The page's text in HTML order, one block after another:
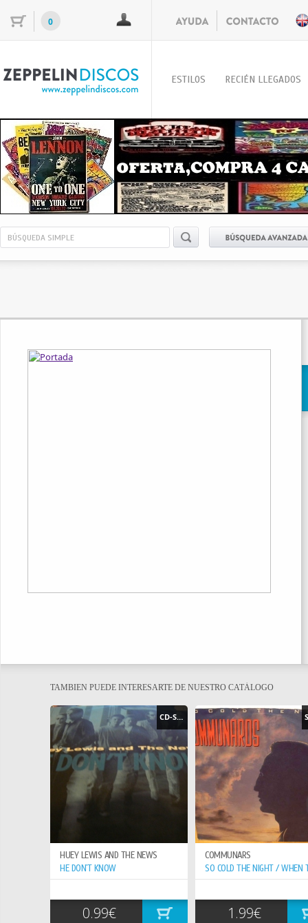
0
ESTILOS RECIÉN LLEGADOS
TAMBIEN PUEDE INTERESARTE DE NUESTRO CATÁLOGO
CD-SINGLE
HUEY LEWIS AND THE NEWS
HE DON`T KNOW
0.99€
COMMUNARS
1.99€